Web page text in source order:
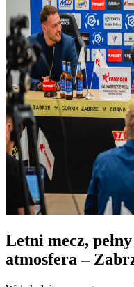
Letni mecz,
atmosfera –